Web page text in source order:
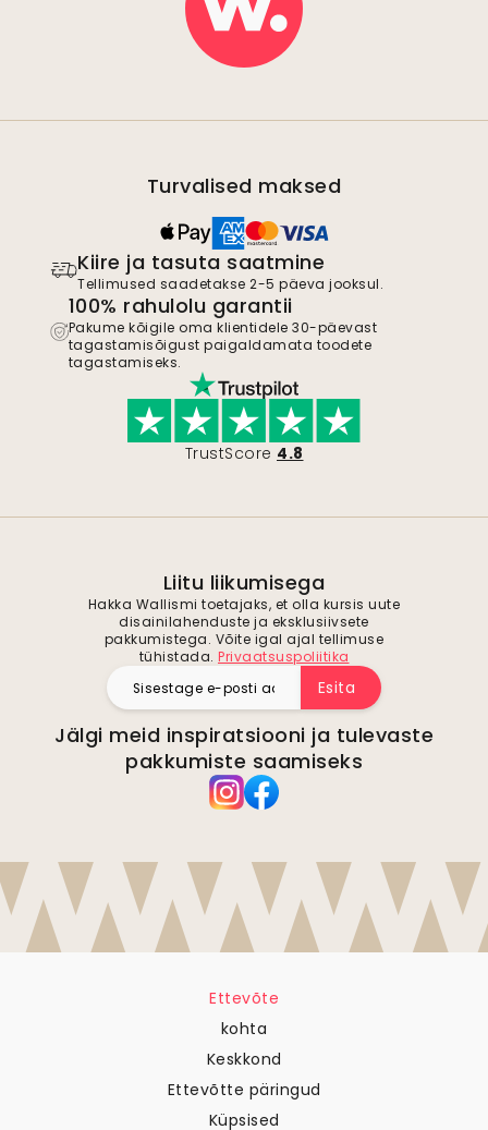
Turvalised maksed
Kiire ja tasuta saatmine
Tellimused saadetakse 2-5 päeva jooksul.
100% rahulolu garantii
Pakume kõigile oma klientidele 30-päevast
tagastamisõigust paigaldamata toodete
tagastamiseks.
TrustScore 4.8
Liitu liikumisega
Hakka Wallismi toetajaks, et olla kursis uute
disainilahenduste ja eksklusiivsete
pakkumistega. Võite igal ajal tellimuse
tühistada. Privaatsuspoliitika
Esita
Jälgi meid inspiratsiooni ja tulevaste
pakkumiste saamiseks
Ettevõte
kohta
Keskkond
Ettevõtte päringud
Küpsised